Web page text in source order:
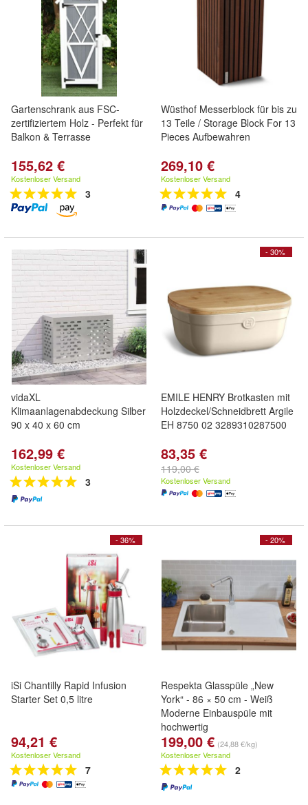
Gartenschrank aus FSC-
zertifiziertem Holz - Perfekt für
Balkon & Terrasse
155,62 €
Kostenloser Versand
3
Wüsthof Messerblock für bis zu
13 Teile / Storage Block For 13
Pieces Aufbewahren
269,10 €
Kostenloser Versand
4
vidaXL
Klimaanlagenabdeckung Silber
90 x 40 x 60 cm
162,99 €
Kostenloser Versand
3
- 30%
EMILE HENRY Brotkasten mit
Holzdeckel/Schneidbrett Argile
EH 8750 02 3289310287500
83,35 €
119,00 €
Kostenloser Versand
- 36%
iSi Chantilly Rapid Infusion
Starter Set 0,5 litre
94,21 €
Kostenloser Versand
7
- 20%
Respekta Glasspüle „New
York“ - 86 × 50 cm - Weiß
Moderne Einbauspüle mit
hochwertig
199,00 € (24,88 €/kg)
Kostenloser Versand
2